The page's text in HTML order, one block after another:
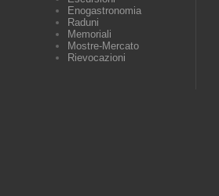
Enogastronomia
Raduni
Memoriali
Mostre-Mercato
Rievocazioni